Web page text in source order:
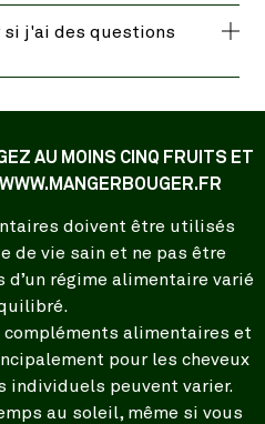
j'ai des questions
AU MOINS CINQ FRUITS ET
doivent être utilisés
de vie sain et ne pas être
régime alimentaire varié
compléments alimentaires et
pour les cheveux
individuels peuvent varier.
au soleil, même si vous